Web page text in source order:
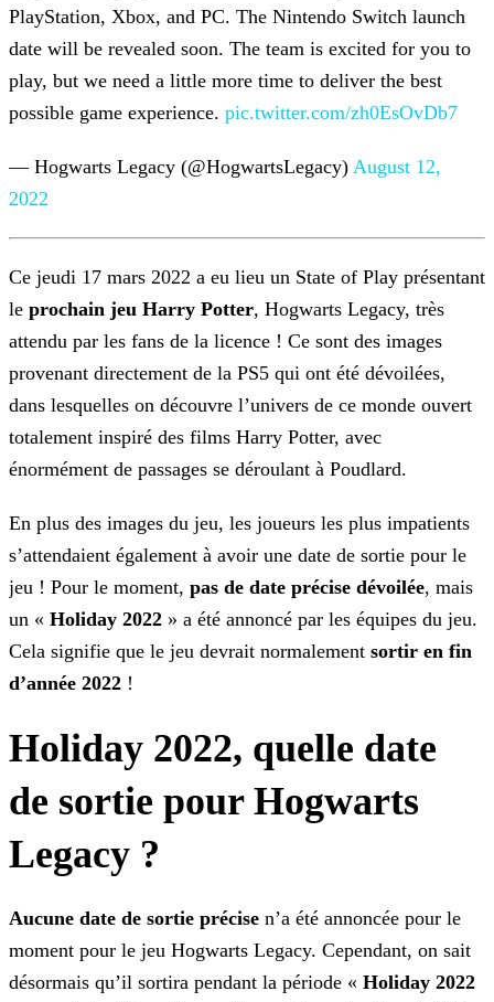
PlayStation, Xbox, and PC. The Nintendo Switch launch
date will be revealed soon. The team is excited for you to
play, but we need a little more time to deliver the best
possible game experience. pic.twitter.com/zh0EsOvDb7
— Hogwarts Legacy (@HogwartsLegacy) August 12,
2022
Ce jeudi 17 mars 2022 a eu lieu un State of Play présentant
le prochain jeu Harry Potter, Hogwarts Legacy, très
attendu par les fans de la licence ! Ce sont des images
provenant directement de la PS5 qui ont été dévoilées,
dans lesquelles on découvre l’univers de ce monde ouvert
totalement inspiré des films Harry Potter, avec
énormément de passages se déroulant à Poudlard.
En plus des images du jeu, les joueurs les plus impatients
s’attendaient également à avoir une date de sortie pour le
jeu ! Pour le moment, pas de date précise dévoilée, mais
un « Holiday 2022 » a été annoncé par les équipes du jeu.
Cela signifie que le jeu devrait normalement sortir en fin
d’année 2022 !
Holiday 2022, quelle date
de sortie pour Hogwarts
Legacy ?
Aucune date de sortie précise n’a été annoncée pour le
moment pour le jeu Hogwarts Legacy. Cependant, on sait
désormais qu’il sortira pendant la période « Holiday 2022